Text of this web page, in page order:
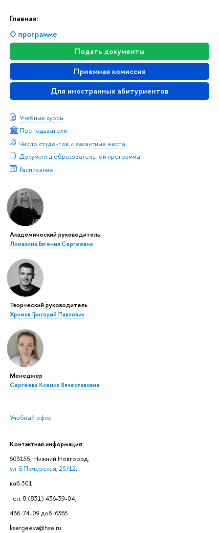
Главная:
О программе
Подать документы
Приемная комиссия
Для иностранных абитуриентов
Учебные курсы
Преподаватели
Число студентов и вакантные места
Документы образовательной программы
Расписание
Академический руководитель
Ломакина Евгения Сергеевна
Творческий руководитель
Хромов Григорий Павлович
Менеджер
Сергеева Ксения Вячеславовна
Учебный офис
Контактная информация:
603155, Нижний Новгород,
ул. Б.Печерская, 25/12,
каб.301.
тел. 8 (831) 436-39-04,
436-74-09 доб. 6365
ksergeeva@hse.ru